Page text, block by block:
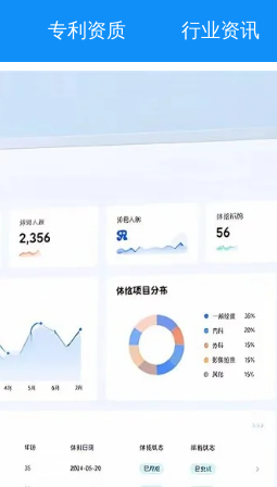
专利资质 行业资讯